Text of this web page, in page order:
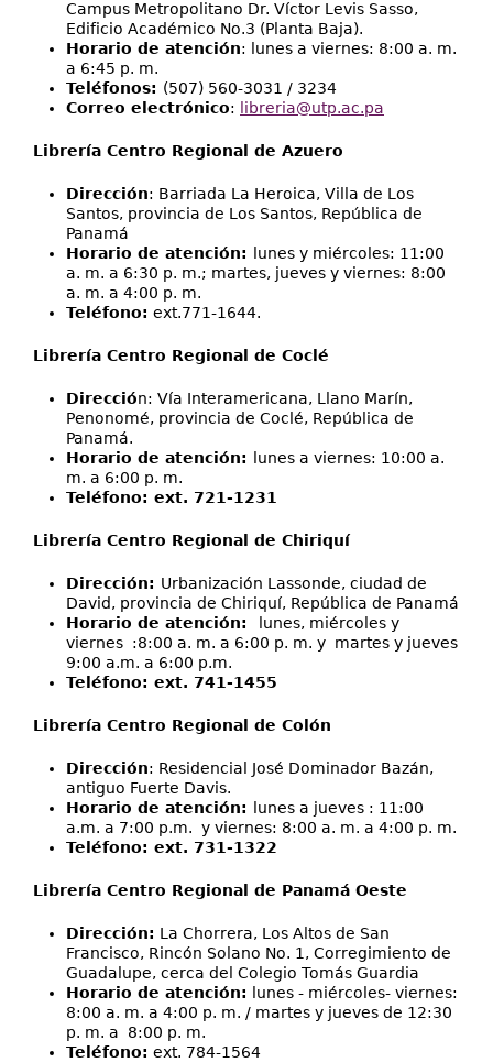
Campus Metropolitano Dr. Víctor Levis Sasso,
Edificio Académico No.3 (Planta Baja).
Horario de atención: lunes a viernes: 8:00 a. m.
a 6:45 p. m.
Teléfonos: (507) 560-3031 / 3234
Correo electrónico: libreria@utp.ac.pa
Librería Centro Regional de Azuero
Dirección: Barriada La Heroica, Villa de Los
Santos, provincia de Los Santos, República de
Panamá
Horario de atención: lunes y miércoles: 11:00
a. m. a 6:30 p. m.; martes, jueves y viernes: 8:00
a. m. a 4:00 p. m.
Teléfono: ext.771-1644.
Librería Centro Regional de Coclé
Dirección: Vía Interamericana, Llano Marín,
Penonomé, provincia de Coclé, República de
Panamá.
Horario de atención: lunes a viernes: 10:00 a.
m. a 6:00 p. m.
Teléfono: ext. 721-1231
Librería Centro Regional de Chiriquí
Dirección: Urbanización Lassonde, ciudad de
David, provincia de Chiriquí, República de Panamá
Horario de atención: lunes, miércoles y
viernes :8:00 a. m. a 6:00 p. m. y martes y jueves
9:00 a.m. a 6:00 p.m.
Teléfono: ext. 741-1455
Librería Centro Regional de Colón
Dirección: Residencial José Dominador Bazán,
antiguo Fuerte Davis.
Horario de atención: lunes a jueves : 11:00
a.m. a 7:00 p.m. y viernes: 8:00 a. m. a 4:00 p. m.
Teléfono: ext. 731-1322
Librería Centro Regional de Panamá Oeste
Dirección: La Chorrera, Los Altos de San
Francisco, Rincón Solano No. 1, Corregimiento de
Guadalupe, cerca del Colegio Tomás Guardia
Horario de atención: lunes - miércoles- viernes:
8:00 a. m. a 4:00 p. m. / martes y jueves de 12:30
p. m. a 8:00 p. m.
Teléfono: ext. 784-1564